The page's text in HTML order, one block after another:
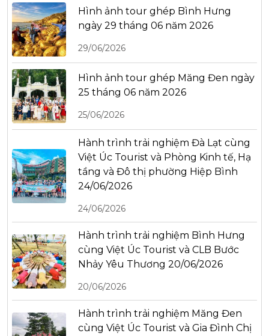
Hình ảnh tour ghép Bình Hưng
ngày 29 tháng 06 năm 2026
29/06/2026
Hình ảnh tour ghép Măng Đen ngày
25 tháng 06 năm 2026
25/06/2026
Hành trình trải nghiệm Đà Lạt cùng
Việt Úc Tourist và Phòng Kinh tế, Hạ
tầng và Đô thị phường Hiệp Bình
24/06/2026
24/06/2026
Hành trình trải nghiệm Bình Hưng
cùng Việt Úc Tourist và CLB Bước
Nhảy Yêu Thương 20/06/2026
20/06/2026
Hành trình trải nghiệm Măng Đen
cùng Việt Úc Tourist và Gia Đình Chị